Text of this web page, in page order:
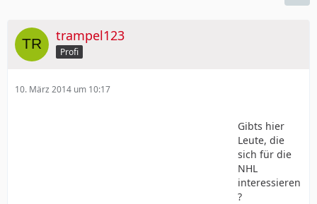
trampel123
Profi
10. März 2014 um 10:17
Gibts hier
Leute, die
sich für die
NHL
interessieren
?